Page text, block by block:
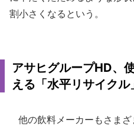
割小さくなるという。
アサヒグループHD、
える「水平リサイク
他の飲料メーカーもさまざ